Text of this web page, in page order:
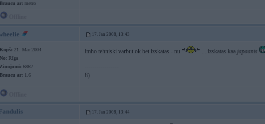
Braucu ar: metro
17. Jan 2008, 13:43
Kopš: 21. Mar 2004
No: Rīga
Ziņojumi: 6862
Braucu ar: 1.6
imho tehniski varbut ok bet izskatas - nu ....izskatas kaa japaanis
-----------------
8)
17. Jan 2008, 13:44